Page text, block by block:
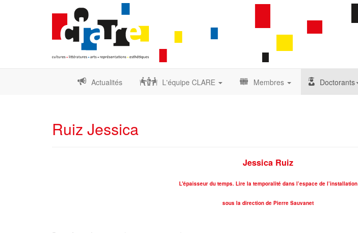
Actualités L'équipe CLARE Membres Doctorants
Ruiz Jessica
Jessica Ruiz
L'épaisseur du temps. Lire la temporalité dans l’espace de l’installation
sous la direction de Pierre Sauvanet